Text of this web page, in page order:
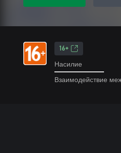
16+
Насилие
Взаимодействие